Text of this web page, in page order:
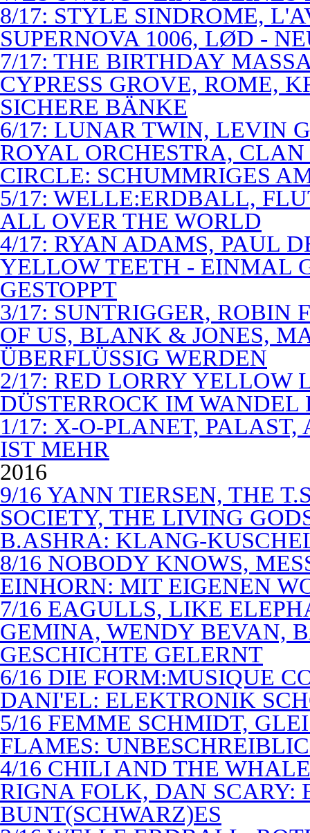
8/17: STYLE SINDROME,
SUPERNOVA 1006, LØD -
7/17: THE BIRTHDAY
CYPRESS GROVE, ROME,
SICHERE BÄNKE
6/17: LUNAR TWIN, LEVIN
ROYAL ORCHESTRA,
CIRCLE: SCHUMMRIGES
5/17: WELLE:ERDBALL,
ALL OVER THE WORLD
4/17: RYAN ADAMS, PAUL
YELLOW TEETH - EINMAL
GESTOPPT
3/17: SUNTRIGGER, ROBIN
OF US, BLANK & JONES,
ÜBERFLÜSSIG WERDEN
2/17: RED LORRY YELLOW
DÜSTERROCK IM WANDEL
1/17: X-O-PLANET,
IST MEHR
2016
9/16 YANN TIERSEN, THE
SOCIETY, THE LIVING
B.ASHRA: KLANG-
8/16 NOBODY KNOWS,
EINHORN: MIT EIGENEN
7/16 EAGULLS, LIKE
GEMINA, WENDY BEVAN,
GESCHICHTE GELERNT
6/16 DIE FORM:MUSIQUE
DANI'EL: ELEKTRONIK
5/16 FEMME SCHMIDT,
FLAMES:
4/16 CHILI AND THE
RIGNA FOLK, DAN SCARY:
BUNT(SCHWARZ)ES